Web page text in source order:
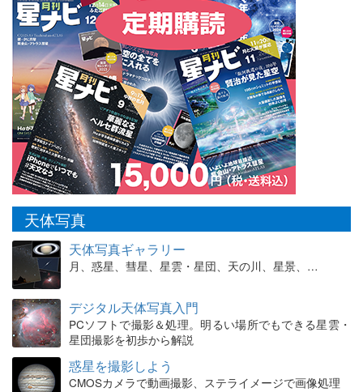
天体写真
天体写真ギャラリー
月、惑星、彗星、星雲・星団、天の川、星景、…
デジタル天体写真入門
PCソフトで撮影＆処理。明るい場所でもできる星雲・
星団撮影を初歩から解説
惑星を撮影しよう
CMOSカメラで動画撮影、ステライメージで画像処理